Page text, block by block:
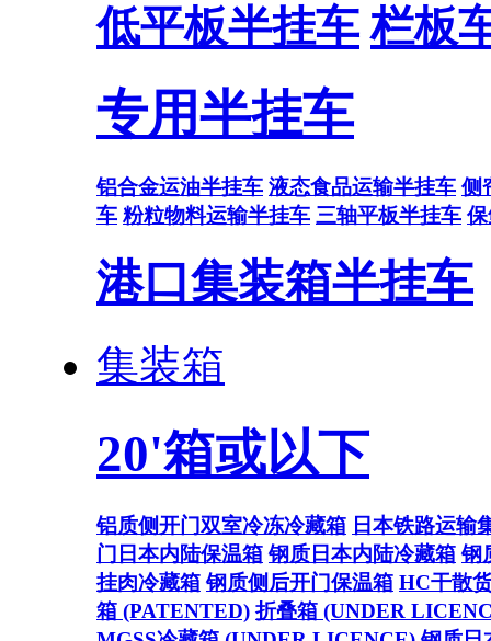
低平板半挂车 栏板
专用半挂车
铝合金运油半挂车 液态食品运输半挂车 侧
车 粉粒物料运输半挂车 三轴平板半挂车
港口集装箱半挂车
集装箱
20'箱或以下
铝质侧开门双室冷冻冷藏箱 日本铁路运输
门日本内陆保温箱 钢质日本内陆冷藏箱 钢
挂肉冷藏箱 钢质侧后开门保温箱 HC干散
箱 (PATENTED) 折叠箱 (UNDER